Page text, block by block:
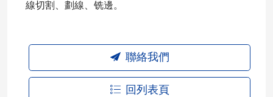
線切割、劃線、铣邊。
聯絡我們
回列表頁